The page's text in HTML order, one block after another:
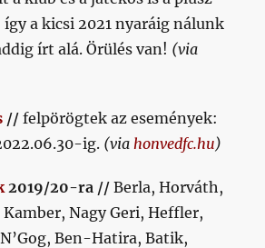
címűa kicsi 2021 nyaráig nálunk
írt alá. Örülés van! (via
// felpörögtek az események:
ig. (via honvedfc.hu)
2019/20-ra //Berla, Horváth,
Kamber, Nagy Geri, Heffler,
Ben-Hatira, Batik,